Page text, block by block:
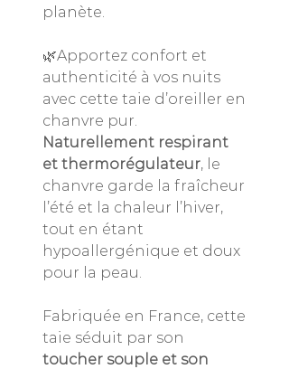
planète.
🌿Apportez confort et
authenticité à vos nuits
avec cette taie d’oreiller en
chanvre pur.
Naturellement respirant
et thermorégulateur, le
chanvre garde la fraîcheur
l’été et la chaleur l’hiver,
tout en étant
hypoallergénique et doux
pour la peau.
Fabriquée en France, cette
taie séduit par son
toucher souple et son